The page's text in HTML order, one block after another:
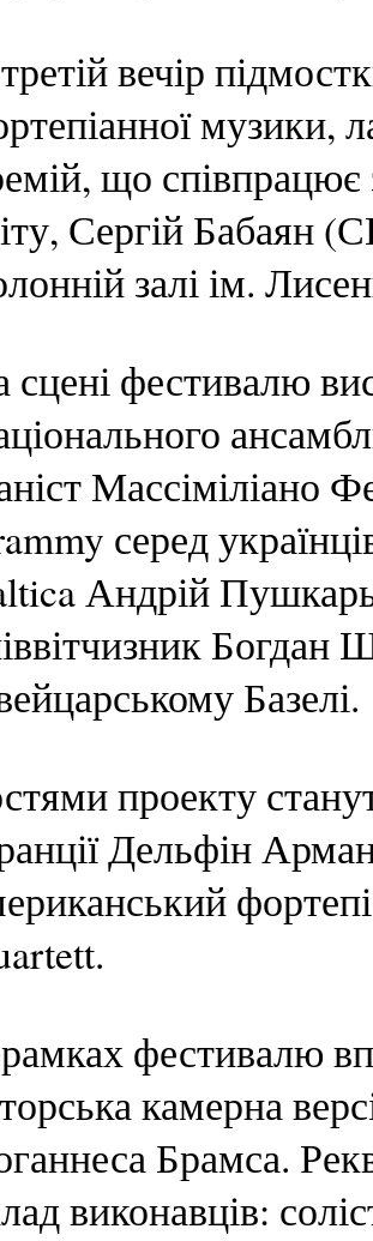
вечір
музики,
що
Сергій Бабаян
залі ім.
сцені фестивалю
Массіміліано
серед
Андрій
Богдан
Базелі.
проекту
Дельфін
фестивалю
камерна
Брамса.
виконавців: